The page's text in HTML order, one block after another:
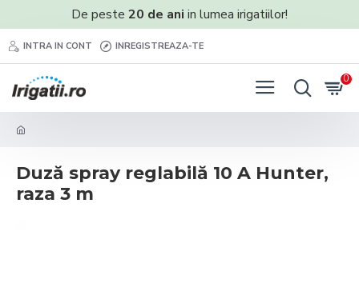
De peste 20 de ani in lumea irigatiilor!
INTRA IN CONT INREGISTREAZA-TE
0
Duză spray reglabilă 10 A Hunter,
raza 3 m